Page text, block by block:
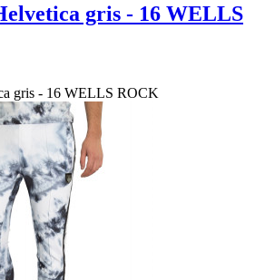
gris - 16 WELLS
gris - 16 WELLS ROCK